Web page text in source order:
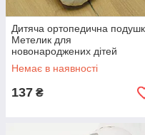
Дитяча ортопедична
Метелик для
новонароджених дітей
малючків немовлят в ліжечко
4060 Рожевий
Немає в наявності
137 ₴